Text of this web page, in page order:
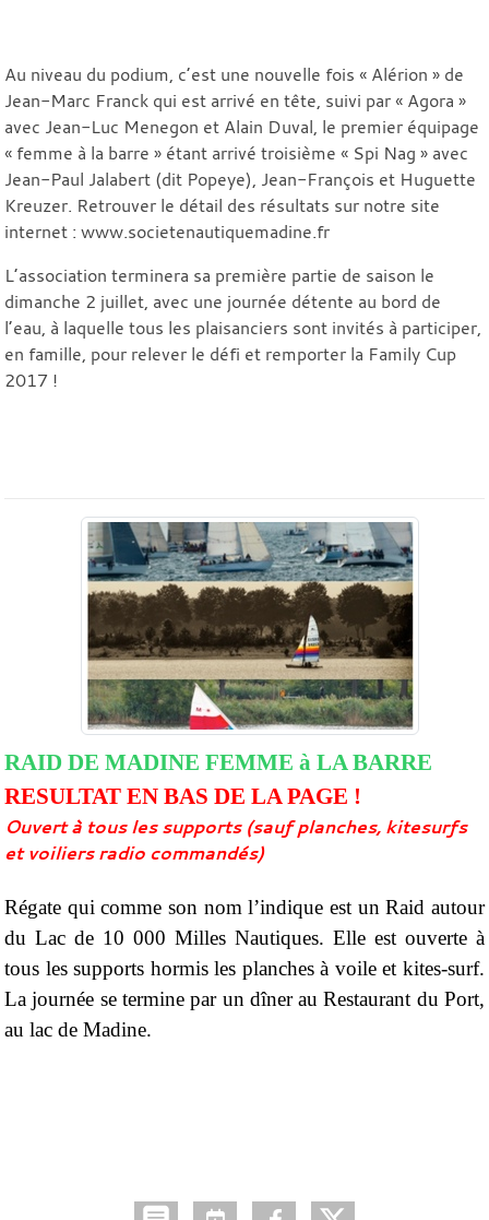
Au niveau du podium, c’est une nouvelle fois « Alérion » de
Jean-Marc Franck qui est arrivé en tête, suivi par « Agora »
avec Jean-Luc Menegon et Alain Duval, le premier équipage
« femme à la barre » étant arrivé troisième « Spi Nag » avec
Jean-Paul Jalabert (dit Popeye), Jean-François et Huguette
Kreuzer. Retrouver le détail des résultats sur notre site
internet : www.societenautiquemadine.fr
L’association terminera sa première partie de saison le
dimanche 2 juillet, avec une journée détente au bord de
l’eau, à laquelle tous les plaisanciers sont invités à participer,
en famille, pour relever le défi et remporter la Family Cup
2017 !
RAID DE MADINE FEMME à LA BARRE
RESULTAT EN BAS DE LA PAGE !
Ouvert à tous les supports (sauf planches, kitesurfs
et voiliers radio commandés)
Régate qui comme son nom l’indique est un Raid autour
du Lac de 10 000 Milles Nautiques. Elle est ouverte à
tous les supports hormis les planches à voile et kites-surf.
La journée se termine par un dîner au Restaurant du Port,
au lac de Madine.